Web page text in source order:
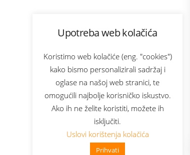
Upotreba web kolačića
Koristimo web kolačiće (eng. "cookies")
kako bismo personalizirali sadržaj i
oglase na našoj web stranici, te
omogućili najbolje korisničko iskustvo.
Ako ih ne želite koristiti, možete ih
isključiti.
Uslovi korištenja kolačića
Prihvati
👋 Zdravo, kako mogu pomoći?
Bonus plus
Prijava za newsletter